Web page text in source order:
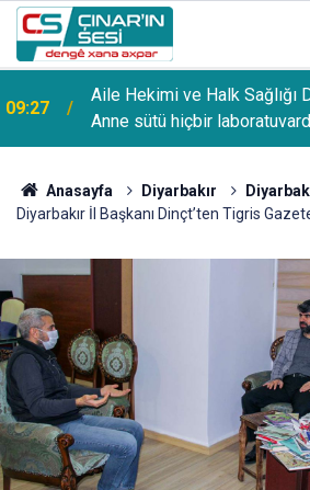
09:27
Aile Hekimi ve Halk Sağlığı
Anne sütü hiçbir
eşsiz bir besindir
Anasayfa Diyarbakır
Diyarbakır İl Başkanı Dinçt’ten Tigris